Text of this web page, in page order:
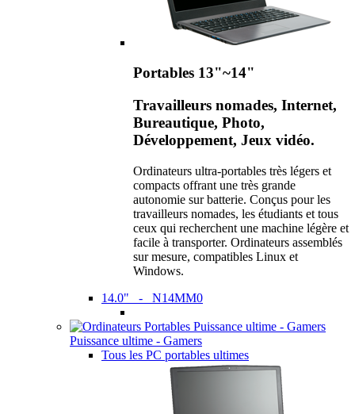
Portables 13"~14"
Travailleurs nomades, Internet,
Bureautique, Photo,
Développement, Jeux vidéo.
Ordinateurs ultra-portables très légers et
compacts offrant une très grande
autonomie sur batterie. Conçus pour les
travailleurs nomades, les étudiants et tous
ceux qui recherchent une machine légère et
facile à transporter. Ordinateurs assemblés
sur mesure, compatibles Linux et
Windows.
14.0" - N14MM0
Puissance ultime - Gamers
Tous les PC portables ultimes